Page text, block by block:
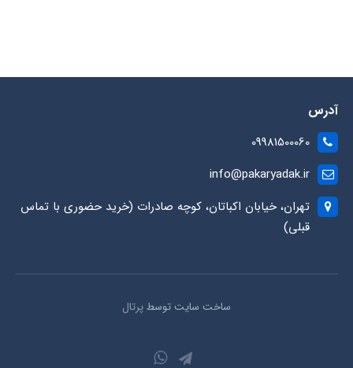
آدرس
09981500060
info@pakaryadak.ir
تهران، خیابان اکباتان، کوچه صادرات (خرید حضوری با تماس
قبلی)
ساخت سایت توسطپرتال